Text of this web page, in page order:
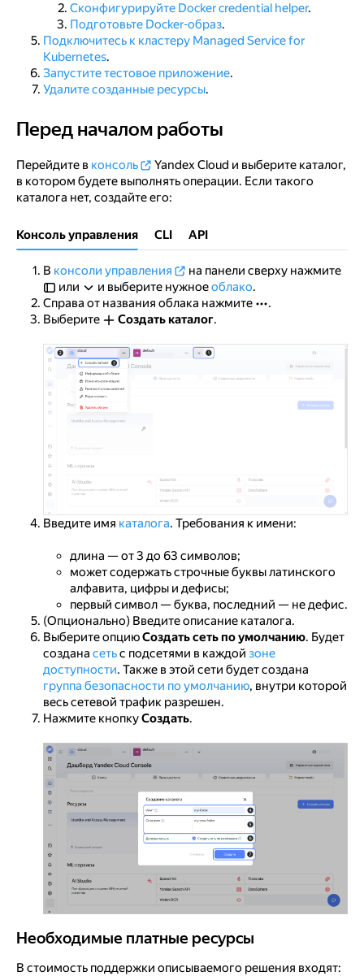
Сконфигурируйте Docker credential helper.
Подготовьте Docker-образ.
Подключитесь к кластеру Managed Service for
Kubernetes.
Запустите тестовое приложение.
Удалите созданные ресурсы.
Перед началом работы
Перед началом работы
Перейдите в консоль
Yandex Cloud и выберите каталог,
в котором будете выполнять операции. Если такого
каталога нет, создайте его:
Консоль управления CLI API
В консоли управления
на панели сверху нажмите
или
и выберите нужноеоблако.
Справа от названия облака нажмите
.
Выберите
Создать каталог.
Введите имя каталога. Требования к имени:
длина — от 3 до 63 символов;
может содержать строчные буквы латинского
алфавита, цифры и дефисы;
первый символ — буква, последний — не дефис.
(Опционально) Введите описание каталога.
Выберите опциюСоздать сеть по умолчанию. Будет
создана сетьс подсетями в каждой зоне
доступности. Также в этой сети будет создана
группа безопасности по умолчанию, внутри которой
весь сетевой трафик разрешен.
Нажмите кнопкуСоздать.
Необходимые платные ресурсы
Необходимые платные ресурсы
В стоимость поддержки описываемого решения входят: